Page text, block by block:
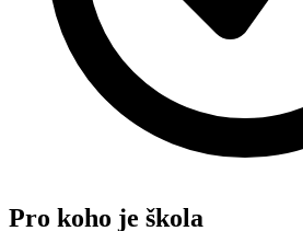
Pro koho je škola